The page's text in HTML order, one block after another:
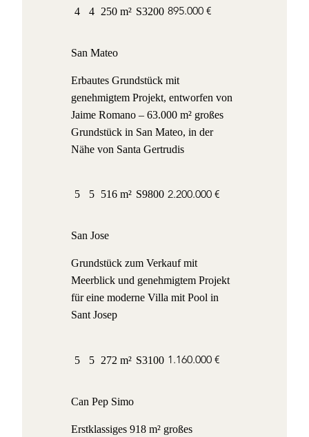
4 4 250 m² S3200 895.000 €
San Mateo
Erbautes Grundstück mit
genehmigtem Projekt, entworfen von
Jaime Romano – 63.000 m² großes
Grundstück in San Mateo, in der
Nähe von Santa Gertrudis
5 5 516 m² S9800 2.200.000 €
San Jose
Grundstück zum Verkauf mit
Meerblick und genehmigtem Projekt
für eine moderne Villa mit Pool in
Sant Josep
5 5 272 m² S3100 1.160.000 €
Can Pep Simo
Erstklassiges 918 m² großes